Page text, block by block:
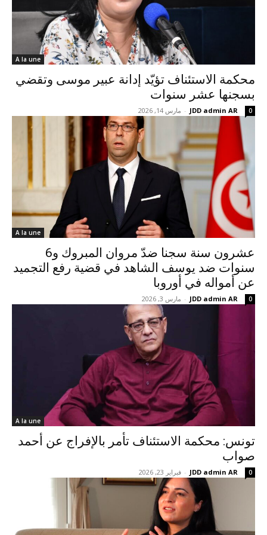
A la une
محكمة الاستئناف تؤيّد إدانة عبير موسى وتقضي
بسجنها عشر سنوات
JDD admin AR
- مارس 14, 2026 0
A la une
عشرون سنة سجنا ضدّ مروان المبروك و6
سنوات ضد يوسف الشاهد في قضية رفع التجميد
عن أمواله في أوروبا
JDD admin AR
- مارس 3, 2026 0
A la une
تونس: محكمة الاستئناف تأمر بالإفراج عن أحمد
صواب
JDD admin AR
- فبراير 23, 2026 0